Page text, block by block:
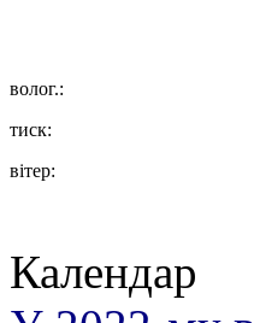
волог.:
тиск:
вітер:
Календар